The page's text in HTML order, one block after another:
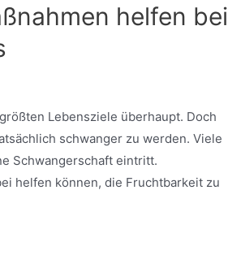
helfen bei
Lebensziele überhaupt. Doch
schwanger zu werden. Viele
Schwangerschaft eintritt.
helfen können, die Fruchtbarkeit zu